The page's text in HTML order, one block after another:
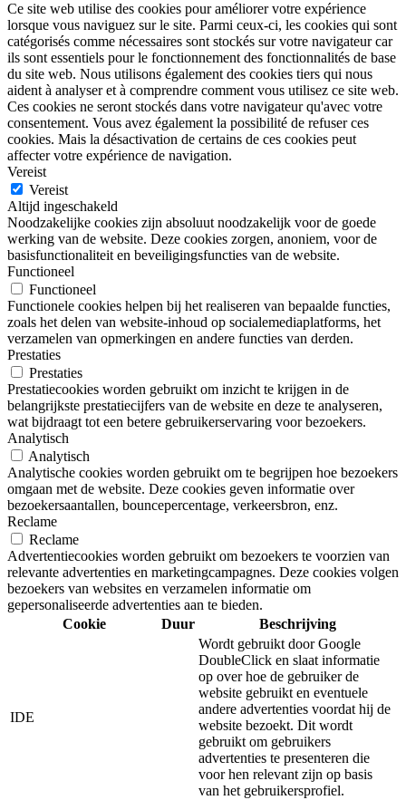
Ce site web utilise des cookies pour améliorer votre expérience
lorsque vous naviguez sur le site. Parmi ceux-ci, les cookies qui sont
catégorisés comme nécessaires sont stockés sur votre navigateur car
ils sont essentiels pour le fonctionnement des fonctionnalités de base
du site web. Nous utilisons également des cookies tiers qui nous
aident à analyser et à comprendre comment vous utilisez ce site web.
Ces cookies ne seront stockés dans votre navigateur qu'avec votre
consentement. Vous avez également la possibilité de refuser ces
cookies. Mais la désactivation de certains de ces cookies peut
affecter votre expérience de navigation.
Vereist
Vereist
Altijd ingeschakeld
Noodzakelijke cookies zijn absoluut noodzakelijk voor de goede
werking van de website. Deze cookies zorgen, anoniem, voor de
basisfunctionaliteit en beveiligingsfuncties van de website.
Functioneel
Functioneel
Functionele cookies helpen bij het realiseren van bepaalde functies,
zoals het delen van website-inhoud op socialemediaplatforms, het
verzamelen van opmerkingen en andere functies van derden.
Prestaties
Prestaties
Prestatiecookies worden gebruikt om inzicht te krijgen in de
belangrijkste prestatiecijfers van de website en deze te analyseren,
wat bijdraagt tot een betere gebruikerservaring voor bezoekers.
Analytisch
Analytisch
Analytische cookies worden gebruikt om te begrijpen hoe bezoekers
omgaan met de website. Deze cookies geven informatie over
bezoekersaantallen, bouncepercentage, verkeersbron, enz.
Reclame
Reclame
Advertentiecookies worden gebruikt om bezoekers te voorzien van
relevante advertenties en marketingcampagnes. Deze cookies volgen
bezoekers van websites en verzamelen informatie om
gepersonaliseerde advertenties aan te bieden.
Cookie
Duur Beschrijving
IDE
Wordt gebruikt door Google
DoubleClick en slaat informatie
op over hoe de gebruiker de
website gebruikt en eventuele
andere advertenties voordat hij de
website bezoekt. Dit wordt
gebruikt om gebruikers
advertenties te presenteren die
voor hen relevant zijn op basis
van het gebruikersprofiel.